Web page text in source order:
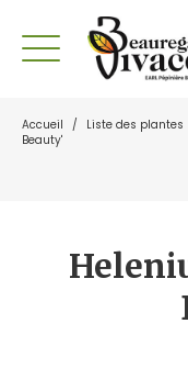
Accueil / Liste des plantes
Beauty'